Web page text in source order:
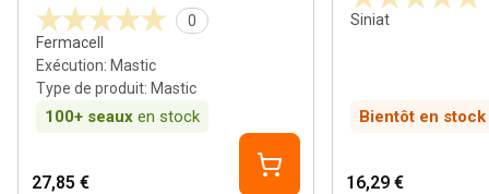
0
Fermacell
Exécution: Mastic
Type de produit: Mastic
100+ seaux en stock
27,85 €
Siniat
Bientôt en stock
16,29 €